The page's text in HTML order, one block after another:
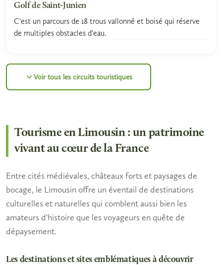
Golf de Saint-Junien
C'est un parcours de 18 trous vallonné et boisé qui réserve
de multiples obstacles d'eau.
Voir tous les circuits touristiques
Tourisme en Limousin : un patrimoine
vivant au cœur de la France
Entre cités médiévales, châteaux forts et paysages de
bocage, le Limousin offre un éventail de destinations
culturelles et naturelles qui comblent aussi bien les
amateurs d'histoire que les voyageurs en quête de
dépaysement.
Les destinations et sites emblématiques à découvrir